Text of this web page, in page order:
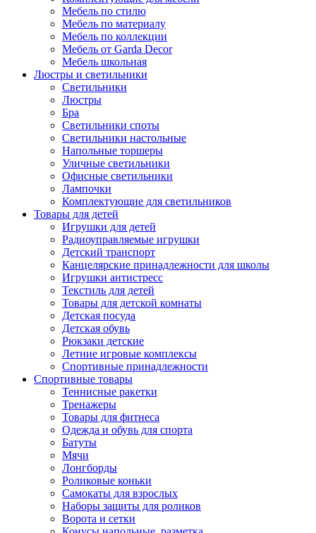
Мебель по стилю
Мебель по материалу
Мебель по коллекции
Мебель от Garda Decor
Мебель школьная
Люстры и светильники
Светильники
Люстры
Бра
Светильники споты
Светильники настольные
Напольные торшеры
Уличные светильники
Офисные светильники
Лампочки
Комплектующие для светильников
Товары для детей
Игрушки для детей
Радиоуправляемые игрушки
Детский транспорт
Канцелярские принадлежности для школы
Игрушки антистресс
Текстиль для детей
Товары для детской комнаты
Детская посуда
Детская обувь
Рюкзаки детские
Летние игровые комплексы
Спортивные принадлежности
Спортивные товары
Теннисные ракетки
Тренажеры
Товары для фитнеса
Одежда и обувь для спорта
Батуты
Мячи
Лонгборды
Роликовые коньки
Самокаты для взрослых
Наборы защиты для роликов
Ворота и сетки